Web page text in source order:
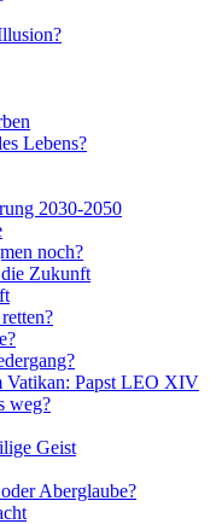
Lebens?
2030-2050
noch?
Zukunft
Vatikan: Papst LEO XIV
weg?
Geist
Aberglaube?